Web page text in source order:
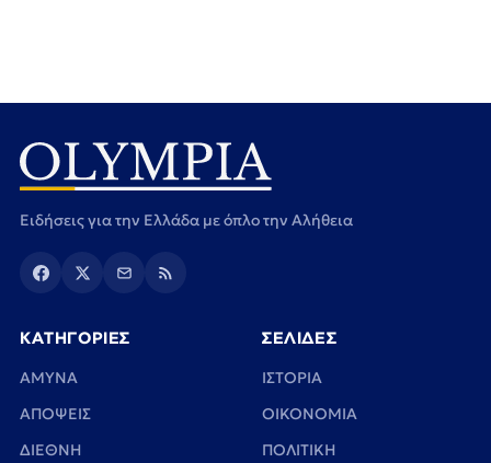
Ειδήσεις για την Ελλάδα με όπλο την Αλήθεια
ΚΑΤΗΓΟΡΙΕΣ
ΑΜΥΝΑ
ΑΠΟΨΕΙΣ
ΔΙΕΘΝΗ
ΣΕΛΙΔΕΣ
ΙΣΤΟΡΙΑ
ΟΙΚΟΝΟΜΙΑ
ΠΟΛΙΤΙΚΗ